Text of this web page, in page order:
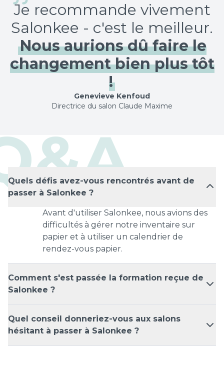
Je recommande vivement
Salonkee - c'est le meilleur.
Nous aurions dû faire le
changement bien plus tôt
!
Genevieve Kenfoud
Directrice du salon Claude Maxime
Quels défis avez-vous rencontrés avant de
passer à Salonkee ?
Avant d'utiliser Salonkee, nous avions des
difficultés à gérer notre inventaire sur
papier et à utiliser un calendrier de
rendez-vous papier.
Comment s'est passée la formation reçue de
Salonkee ?
Quel conseil donneriez-vous aux salons
hésitant à passer à Salonkee ?